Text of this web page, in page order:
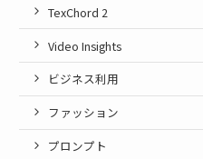
TexChord 2
Video Insights
ビジネス利用
ファッション
プロンプト